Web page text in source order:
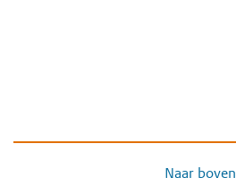
Naar boven